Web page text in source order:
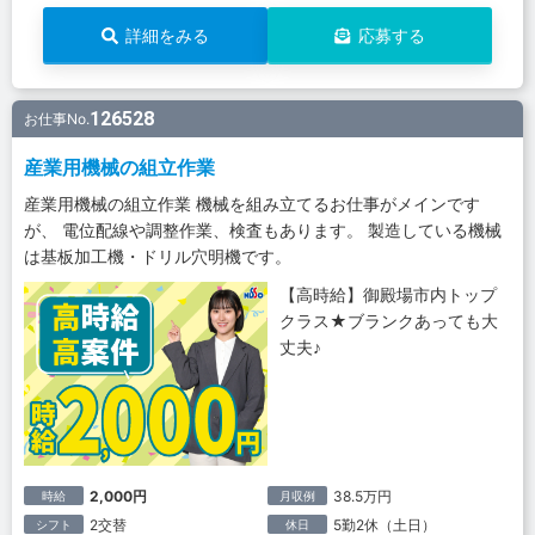
詳細をみる 応募する
お仕事No.126528
産業用機械の組立作業
産業用機械の組立作業 機械を組み立てるお仕事がメインです
が、 電位配線や調整作業、検査もあります。 製造している機械
は基板加工機・ドリル穴明機です。
【高時給】御殿場市内トップ
クラス★ブランクあっても大
丈夫♪
時給 2,000円 月収例 38.5万円
シフト 2交替 休日 5勤2休（土日）